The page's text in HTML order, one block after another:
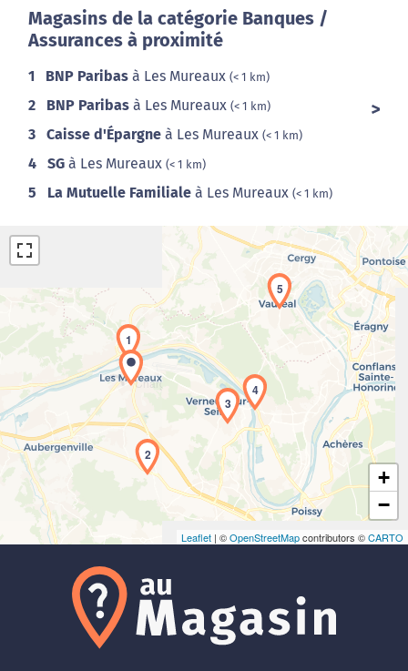
Magasins de la catégorie Banques /
Assurances à proximité
1 BNP Paribas à Les Mureaux (< 1 km)
2 BNP Paribas à Les Mureaux (< 1 km)
3 Caisse d'Épargne à Les Mureaux (< 1 km)
4 SG à Les Mureaux (< 1 km)
5 La Mutuelle Familiale à Les Mureaux (< 1 km)
Chargement de la carte en cours...
1
2
3
4
5
+
−
Leaflet | ©OpenStreetMapcontributors ©CARTO